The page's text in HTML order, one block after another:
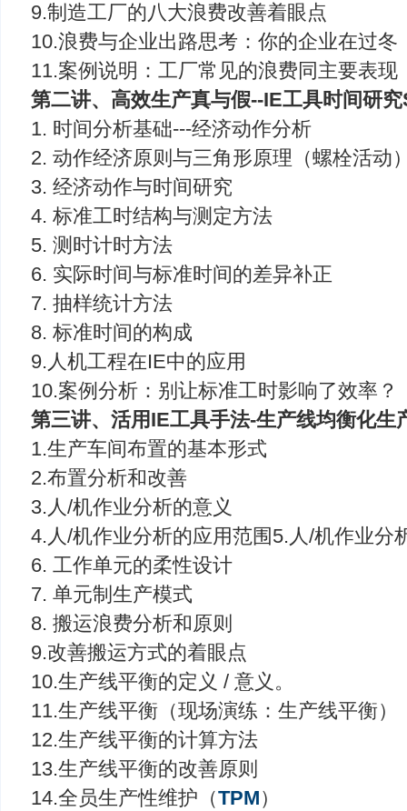
9.制造工厂的八大浪费改善着眼点
10.浪费与企业出路思考：你的企业在过冬
11.案例说明：工厂常见的浪费同主要表现
第二讲、高效生产真与假--IE工具时间研
1. 时间分析基础---经济动作分析
2. 动作经济原则与三角形原理（螺栓活动
3. 经济动作与时间研究
4. 标准工时结构与测定方法
5. 测时计时方法
6. 实际时间与标准时间的差异补正
7. 抽样统计方法
8. 标准时间的构成
9.人机工程在IE中的应用
10.案例分析：别让标准工时影响了效率？
第三讲、活用IE工具手法-生产线均衡化生
1.生产车间布置的基本形式
2.布置分析和改善
3.人/机作业分析的意义
4.人/机作业分析的应用范围5.人/机作业分
6. 工作单元的柔性设计
7. 单元制生产模式
8. 搬运浪费分析和原则
9.改善搬运方式的着眼点
10.生产线平衡的定义 / 意义。
11.生产线平衡（现场演练：生产线平衡）
12.生产线平衡的计算方法
13.生产线平衡的改善原则
14.全员生产性维护（TPM）